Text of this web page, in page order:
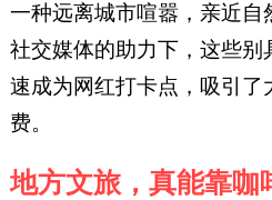
一种远离城市喧嚣，亲近自
社交媒体的助力下，这些别
速成为网红打卡点，吸引了
费。
地方文旅，真能靠咖